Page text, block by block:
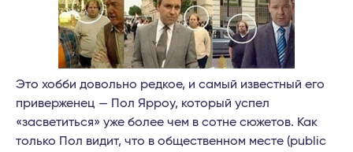
Это хобби довольно редкое, и самый известный его
приверженец — Пол Ярроу, который успел
«засветиться» уже более чем в сотне сюжетов. Как
только Пол видит, что в общественном месте (public